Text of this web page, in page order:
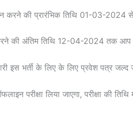
करने की प्रारंभिक तिथि 01-03-2024
की अंतिम तिथि 12-04-2024 तक
इस भर्ती के लिए के लिए प्रवेश पत्र जल्द
परीक्षा लिया जाएगा, परीक्षा की